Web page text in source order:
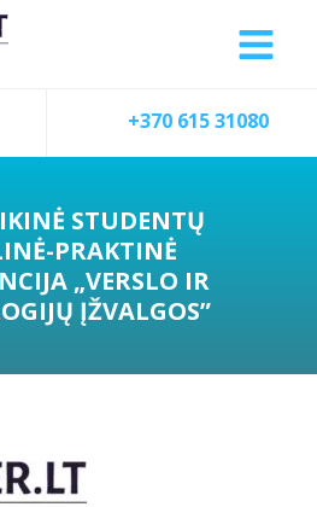
+370 615 31080
STUDENTŲ
PRAKTINĖ
„VERSLO IR
ĮŽVALGOS”